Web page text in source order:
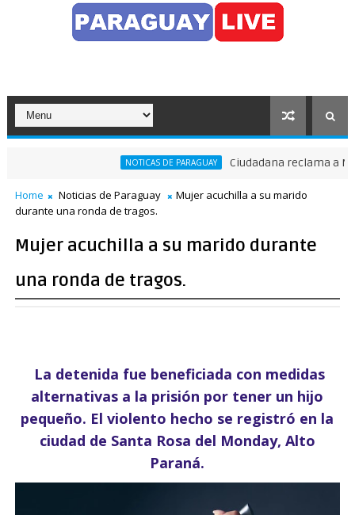
NOTICAS DE PARAGUAY Ciudadana reclama a
Home Noticias de Paraguay
Mujer acuchilla a su marido
durante una ronda de tragos.
Mujer acuchilla a su marido durante
una ronda de tragos.
La detenida fue beneficiada con medidas
alternativas a la prisión por tener un hijo
pequeño. El violento hecho se registró en la
ciudad de Santa Rosa del Monday, Alto
Paraná.